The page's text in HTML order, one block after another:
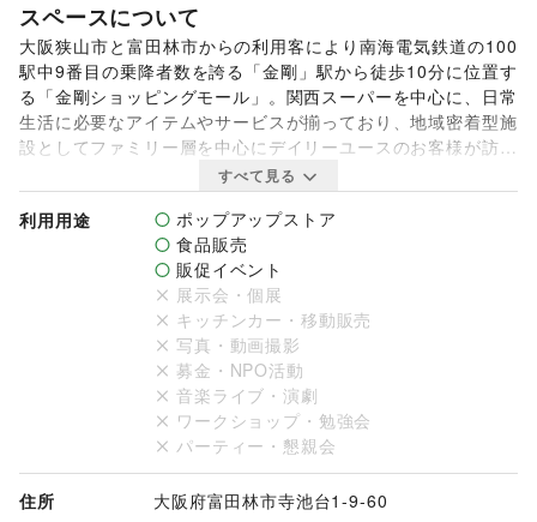
スペースについて
大阪狭山市と富田林市からの利用客により南海電気鉄道の100
駅中9番目の乗降者数を誇る「金剛」駅から徒歩10分に位置す
る「金剛ショッピングモール」。関西スーパーを中心に、日常
生活に必要なアイテムやサービスが揃っており、地域密着型施
設としてファミリー層を中心にデイリーユースのお客様が訪れ
ます。本イベントスペースは1Fのエスカレーター横に位置
し、館内随一の通行量を誇ります。会員獲得PRやサンプリン
グにおすすめのスペースとなっております。お気軽に問い合わ
すべて見る
利用用途
ポップアップストア
食品販売
販促イベント
展示会・個展
キッチンカー・移動販売
写真・動画撮影
募金・NPO活動
音楽ライブ・演劇
ワークショップ・勉強会
パーティー・懇親会
住所 大阪府富田林市寺池台1-9-60